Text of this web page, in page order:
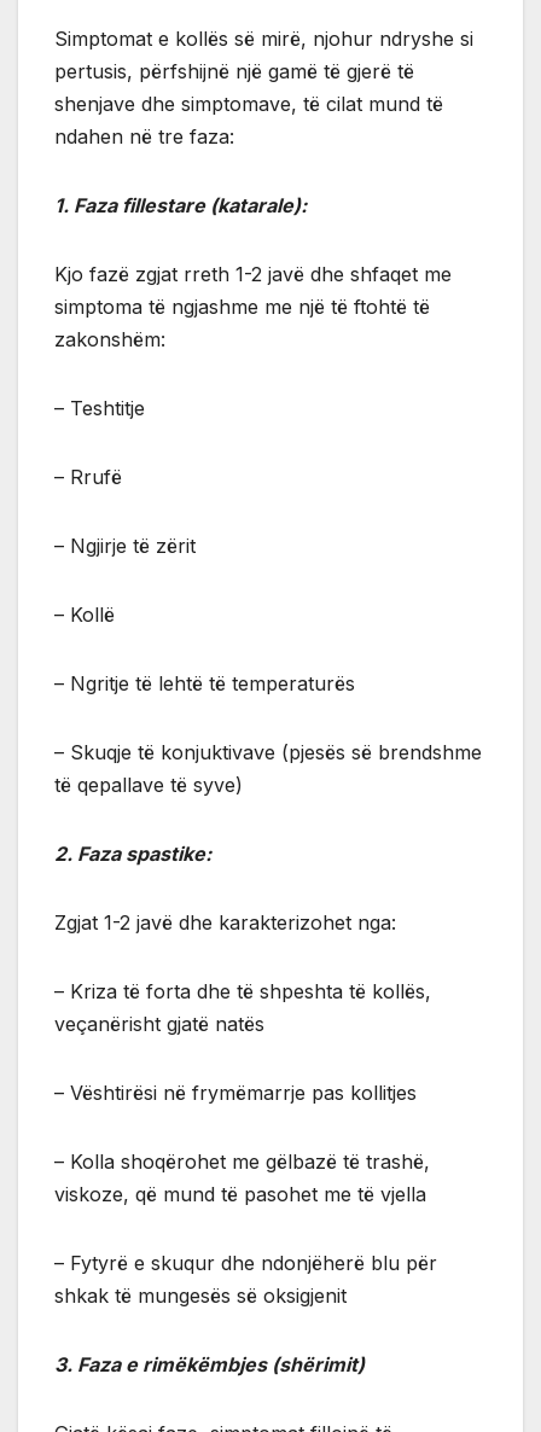
Simptomat e kollës së mirë, njohur ndryshe si
pertusis, përfshijnë një gamë të gjerë të
shenjave dhe simptomave, të cilat mund të
ndahen në tre faza:
1. Faza fillestare (katarale):
Kjo fazë zgjat rreth 1-2 javë dhe shfaqet me
simptoma të ngjashme me një të ftohtë të
zakonshëm:
– Teshtitje
– Rrufë
– Ngjirje të zërit
– Kollë
– Ngritje të lehtë të temperaturës
– Skuqje të konjuktivave (pjesës së brendshme
të qepallave të syve)
2. Faza spastike:
Zgjat 1-2 javë dhe karakterizohet nga:
– Kriza të forta dhe të shpeshta të kollës,
veçanërisht gjatë natës
– Vështirësi në frymëmarrje pas kollitjes
– Kolla shoqërohet me gëlbazë të trashë,
viskoze, që mund të pasohet me të vjella
– Fytyrë e skuqur dhe ndonjëherë blu për
shkak të mungesës së oksigjenit
3. Faza e rimëkëmbjes (shërimit)